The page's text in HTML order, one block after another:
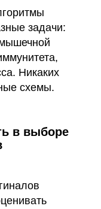
в выборе
задачи:
Никаких
схемы.